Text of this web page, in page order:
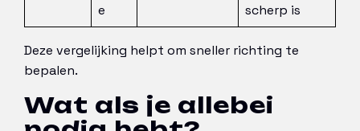
e
scherp is
Deze vergelijking helpt om sneller richting te
bepalen.
Wat als je allebei